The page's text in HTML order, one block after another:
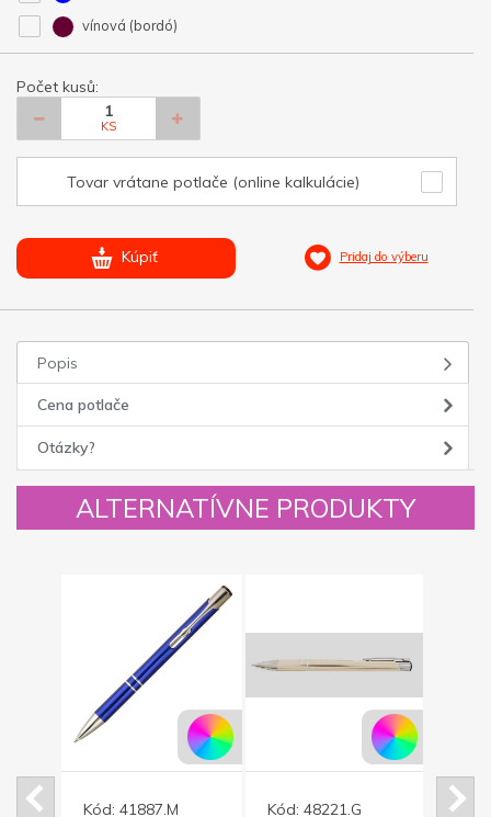
vínová (bordó)
Počet kusů:
KS
Tovar vrátane potlače (online kalkulácie)
Kúpiť Pridaj do výberu
Popis
Cena potlače
Otázky?
ALTERNATÍVNE PRODUKTY
Kód: 41887.M
Kód: 48221.G
Kód: